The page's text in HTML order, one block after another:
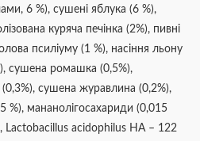
6 %), сушені яблука (6 %),
куряча печінка (2%), пивні
псиліуму (1 %), насіння льону
сушена ромашка (0,5%),
сушена журавлина (0,2%),
%), мананолігосахариди (0,015
Lactobacillus acidophilus HA – 122